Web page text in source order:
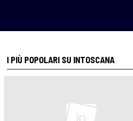
I PIÙ POPOLARI SU INTOSCANA